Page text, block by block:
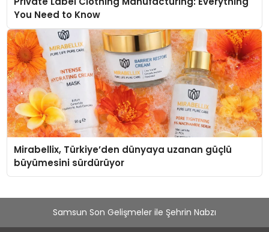
You Need to Know
Mirabellix, Türkiye’den dünyaya uzanan güçlü
büyümesini sürdürüyor
Samsun Son Gelişmeler ile Şehrin Nabzı